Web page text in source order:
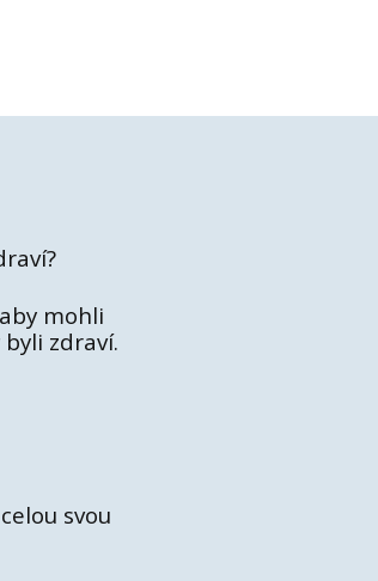
mohli
zdraví.
svou